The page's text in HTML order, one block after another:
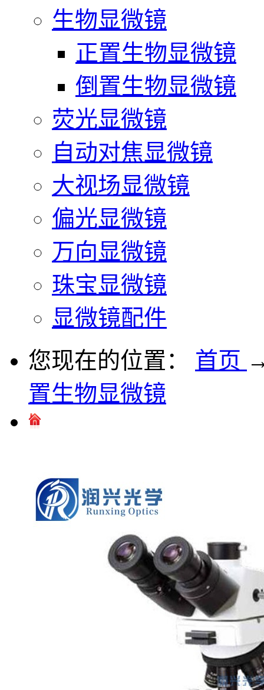
生物显微镜
正置生物显微镜
倒置生物显微镜
荧光显微镜
自动对焦显微镜
大视场显微镜
偏光显微镜
万向显微镜
珠宝显微镜
显微镜配件
您现在的位置：
首页
置生物显微镜